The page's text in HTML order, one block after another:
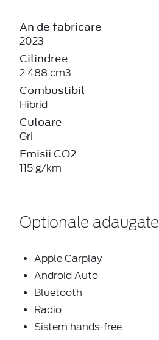
An de fabricare
2023
Cilindree
2 488 cm3
Combustibil
Hibrid
Culoare
Gri
Emisii CO2
115 g/km
Optionale adaugate
Apple Carplay
Android Auto
Bluetooth
Radio
Sistem hands-free